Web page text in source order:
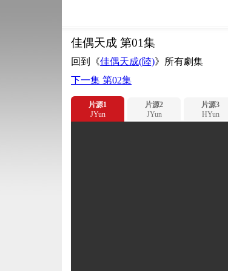
佳偶天成 第01集
回到《佳偶天成(陸)》所有劇集
下一集 第02集
片源1
JYun
片源2
JYun
片源3
HYun